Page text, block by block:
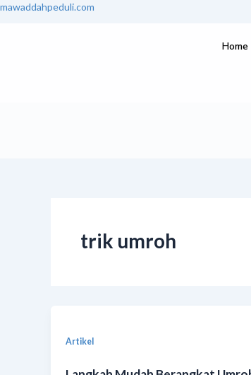
Lewati
mawaddahpeduli.com
Home
trik umroh
Artikel